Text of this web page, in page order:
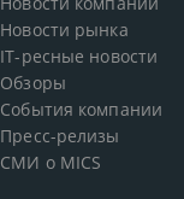
Новости рынка
IT-ресные новости
Обзоры
События компании
Пресс-релизы
СМИ о MICS